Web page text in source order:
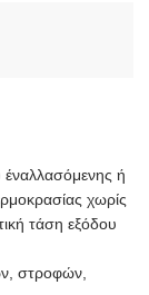
έναλλασόμενης ή
χωρίς
τάση εξόδου
στροφών,